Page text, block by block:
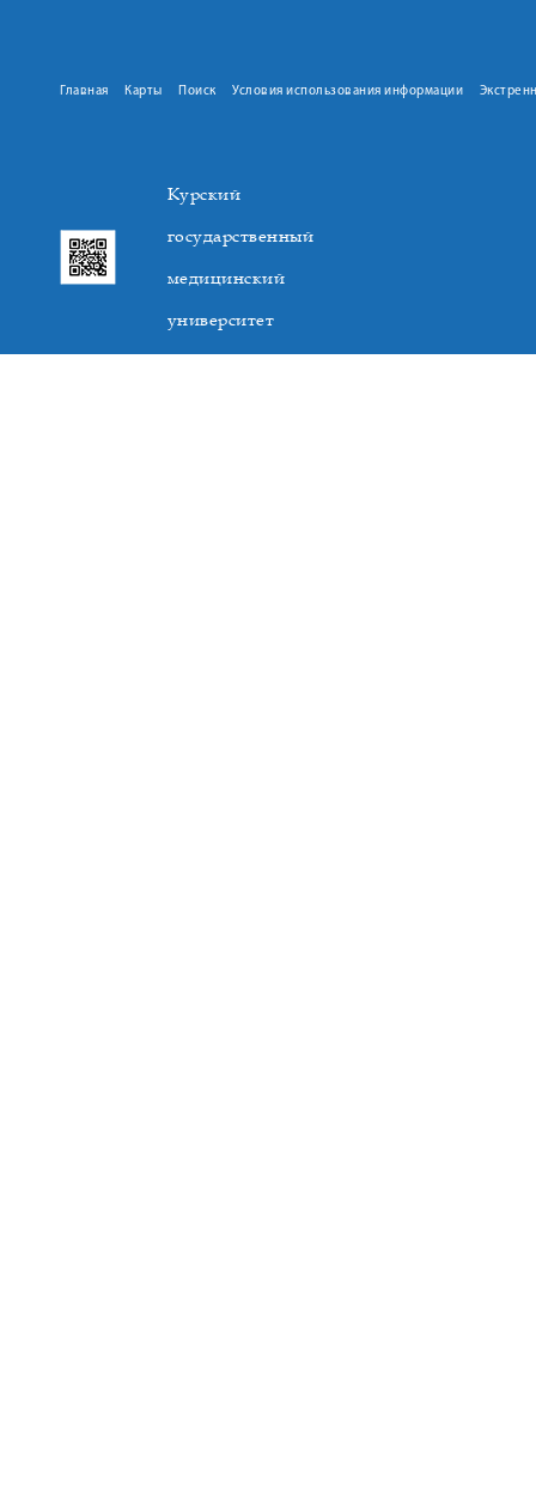
Главная Карты Поиск Условия использования информации
Курский
государственный
медицинский
университет